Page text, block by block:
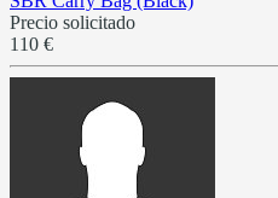
Precio solicitado
110 €